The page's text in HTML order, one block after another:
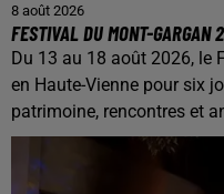
8 août 2026
FESTIVAL DU MONT-
Du 13 au 18 août 2026, le
en Haute-Vienne pour six
patrimoine, rencontres et